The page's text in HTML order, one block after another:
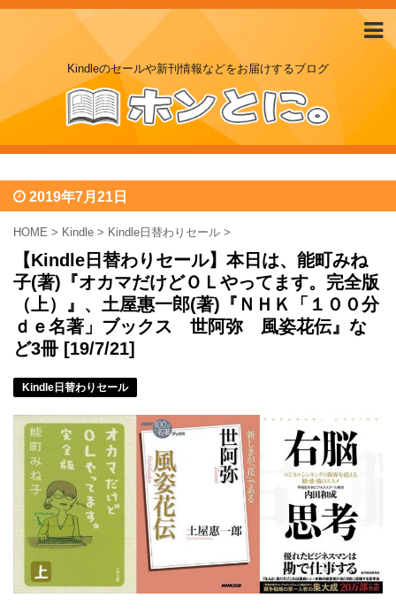
Kindleのセールや新刊情報などをお届けするブログ
2019年7月21日
HOME > Kindle > Kindle日替わりセール >
【Kindle日替わりセール】本日は、能町みね
子(著)『オカマだけどＯＬやってます。完全版
（上）』、土屋惠一郎(著)『ＮＨＫ「１００分
ｄｅ名著」ブックス 世阿弥 風姿花伝』な
ど3冊 [19/7/21]
Kindle日替わりセール